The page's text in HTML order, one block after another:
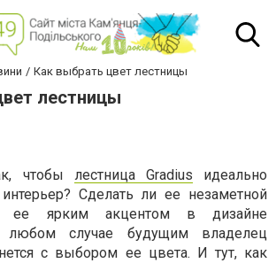
Как выбрать цвет лестницы
лестницы
чтобы лестница Gradius идеально
Сделать ли ее незаметной
ее ярким акцентом в дизайне
случае будущим владелец
с выбором ее цвета. И тут, как